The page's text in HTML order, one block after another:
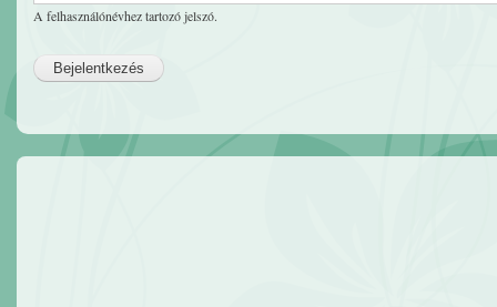
A felhasználónévhez tartozó jelszó.